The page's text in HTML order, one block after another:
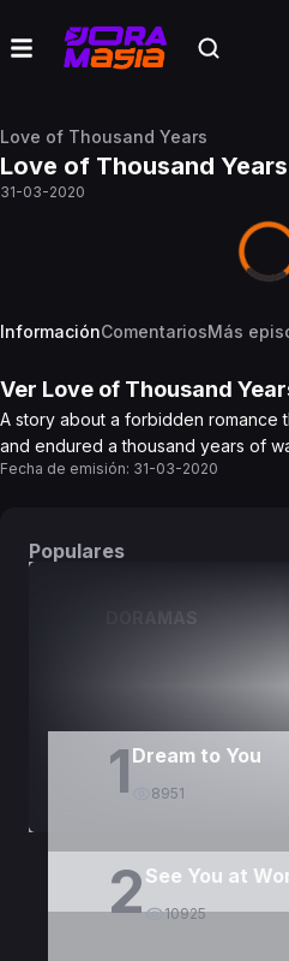
Love of Thousand Years
Love of Thousand Years
31-03-2020
InformaciónComentariosMás
Ver Love of Thousand
A story about a forbidden romance
and endured a thousand years of
Fecha de emisión: 31-03-2020
Populares
DORAMAS
1 Dream to You
8951
2See You at
10925